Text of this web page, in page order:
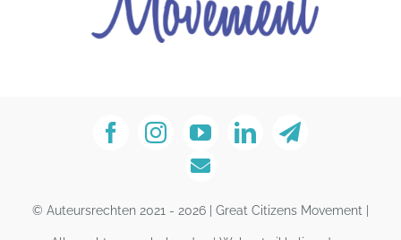
© Auteursrechten 2021 - 2026 | Great Citizens Movement |